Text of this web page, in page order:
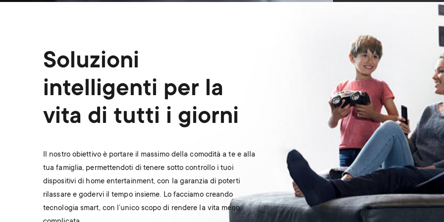
Soluzioni
intelligenti per la
vita di tutti i giorni
Il nostro obiettivo è portare il massimo della comodità a te e alla
tua famiglia, permettendoti di tenere sotto controllo i tuoi
dispositivi di home entertainment, con la garanzia di poterti
rilassare e godervi il tempo insieme. Lo facciamo creando
tecnologia smart, con l’unico scopo di rendere la vita meno